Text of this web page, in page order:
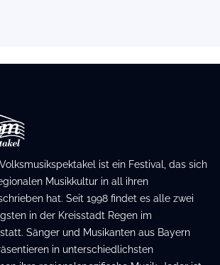
ist ein Festival, das sich
Musikkultur in all ihren
hat. Seit 1998 findet es alle zwei
in der Kreisstadt Regen im
Sänger und Musikanten aus Bayern
in unterschiedlichsten